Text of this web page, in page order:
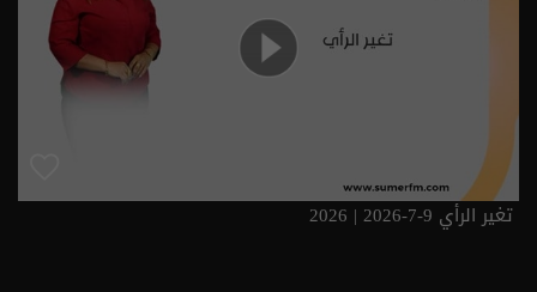
تغير الرأي 9-7-2026 | 2026